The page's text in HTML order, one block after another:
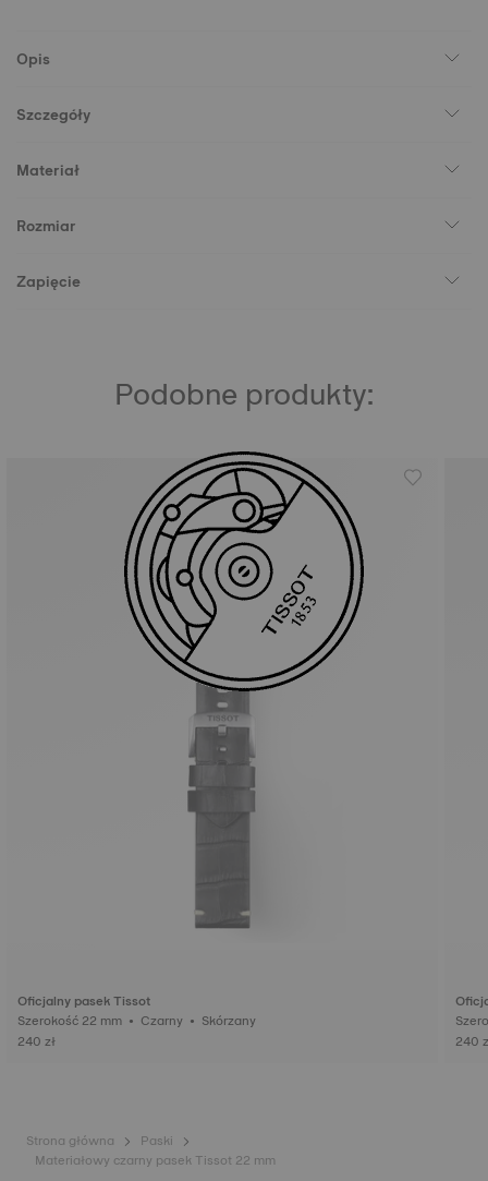
Opis
Szczegóły
Materiał
Rozmiar
Zapięcie
Podobne produkty:
Oficjalny pasek Tissot
Szerokość 22 mm • Czarny • Skórzany
240 zł
240
Strona główna
Paski
Materiałowy czarny pasek Tissot 22 mm